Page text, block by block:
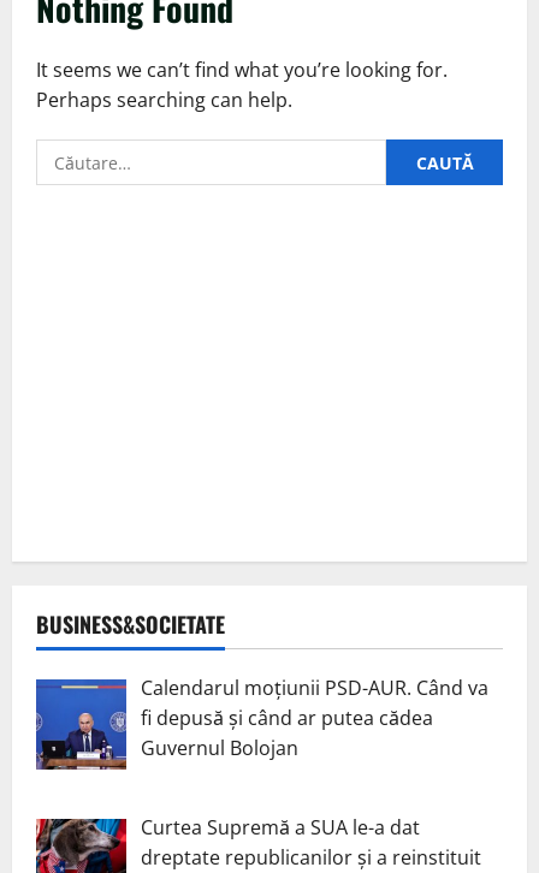
It seems we can’t find what you’re looking for.
Perhaps searching can help.
Caută
după:
BUSINESS&SOCIETATE
Calendarul moțiunii PSD-AUR. Când va
fi depusă și când ar putea cădea
Guvernul Bolojan
Curtea Supremă a SUA le-a dat
dreptate republicanilor și a reinstituit